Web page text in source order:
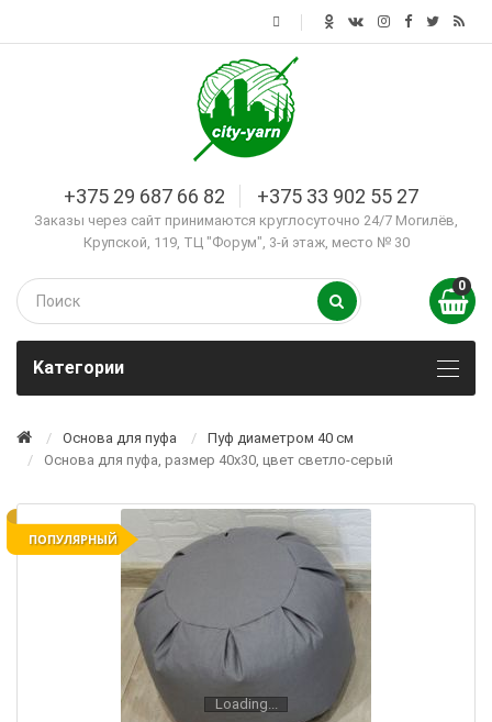
+375 29 687 66 82 +375 33 902 55 27
Заказы через сайт принимаются круглосуточно 24/7 Могилёв,
Крупской, 119, ТЦ "Форум", 3-й этаж, место № 30
0
Kатегории
Основа для пуфа
Пуф диаметром 40 см
Основа для пуфа, размер 40х30, цвет светло-серый
ПОПУЛЯРНЫЙ
Loading...